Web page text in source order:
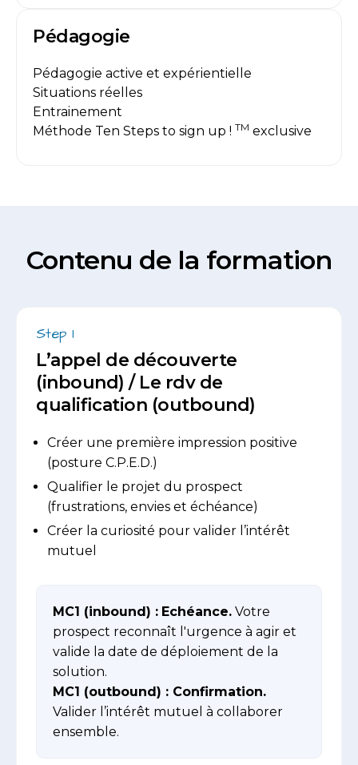
Pédagogie
Pédagogie active et expérientielle
Situations réelles
Entrainement
Méthode Ten Steps to sign up ! TM exclusive
Contenu de la formation
Step 1
L’appel de découverte
(inbound) / Le rdv de
qualification (outbound)
Créer une première impression positive
(posture C.P.E.D.)
Qualifier le projet du prospect
(frustrations, envies et échéance)
Créer la curiosité pour valider l’intérêt
mutuel
MC1 (inbound) : Echéance. Votre
prospect reconnaît l'urgence à agir et
valide la date de déploiement de la
solution.
MC1 (outbound) : Confirmation.
Valider l’intérêt mutuel à collaborer
ensemble.